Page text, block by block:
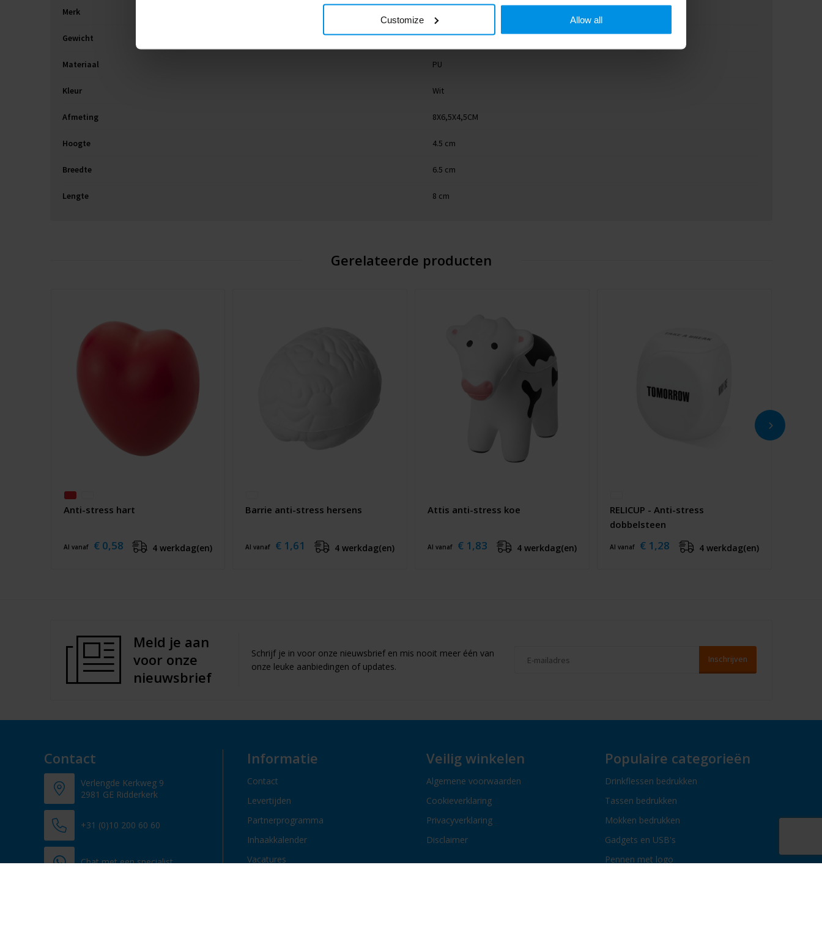
Customize Allow all
Merk
Gewicht 25 g
Materiaal PU
Kleur Wit
Afmeting 8X6,5X4,5CM
Hoogte 4.5 cm
Breedte 6.5 cm
Lengte 8 cm
Gerelateerde producten
Anti-stress hart
Al vanaf € 0,58 4 werkdag(en)
Barrie anti-stress hersens
Al vanaf € 1,61 4 werkdag(en)
Attis anti-stress koe
Al vanaf € 1,83 4 werkdag(en)
RELICUP - Anti-stress
dobbelsteen
Al vanaf € 1,28 4 werkdag(en)
Meld je aan
voor onze
nieuwsbrief
Schrijf je in voor onze nieuwsbrief en mis nooit meer één van
onze leuke aanbiedingen of updates.
Contact
Verlengde Kerkweg 9
2981 GE Ridderkerk
+31 (0)10 200 60 60
Chat met een specialist
Informatie
Contact
Levertijden
Partnerprogramma
Inhaakkalender
Vacatures
Veilig winkelen
Algemene voorwaarden
Cookieverklaring
Privacyverklaring
Disclaimer
Populaire categorieën
Drinkflessen bedrukken
Tassen bedrukken
Mokken bedrukken
Gadgets en USB's
Pennen met logo